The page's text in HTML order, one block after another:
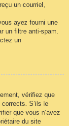
un courriel,
ayez fourni une
un filtre anti-spam.
un
vérifiez que
S’ils le
que vous n’avez
du site